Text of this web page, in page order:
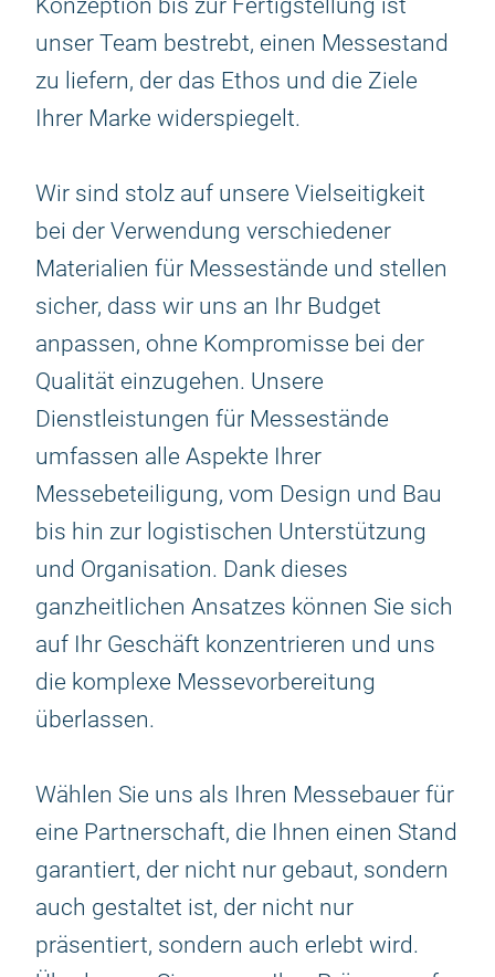
Konzeption bis zur Fertigstellung ist
unser Team bestrebt, einen Messestand
zu liefern, der das Ethos und die Ziele
Ihrer Marke widerspiegelt.
Wir sind stolz auf unsere Vielseitigkeit
bei der Verwendung verschiedener
Materialien für Messestände und stellen
sicher, dass wir uns an Ihr Budget
anpassen, ohne Kompromisse bei der
Qualität einzugehen. Unsere
Dienstleistungen für Messestände
umfassen alle Aspekte Ihrer
Messebeteiligung, vom Design und Bau
bis hin zur logistischen Unterstützung
und Organisation. Dank dieses
ganzheitlichen Ansatzes können Sie sich
auf Ihr Geschäft konzentrieren und uns
die komplexe Messevorbereitung
überlassen.
Wählen Sie uns als Ihren Messebauer für
eine Partnerschaft, die Ihnen einen Stand
garantiert, der nicht nur gebaut, sondern
auch gestaltet ist, der nicht nur
präsentiert, sondern auch erlebt wird.